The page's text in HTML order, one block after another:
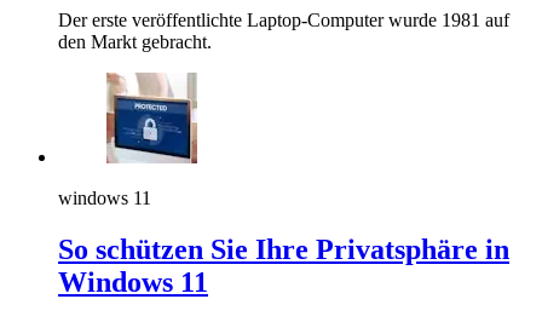
Der erste veröffentlichte Laptop-Computer wurde 1981 auf
den Markt gebracht.
windows 11
So schützen Sie Ihre Privatsphäre in
Windows 11